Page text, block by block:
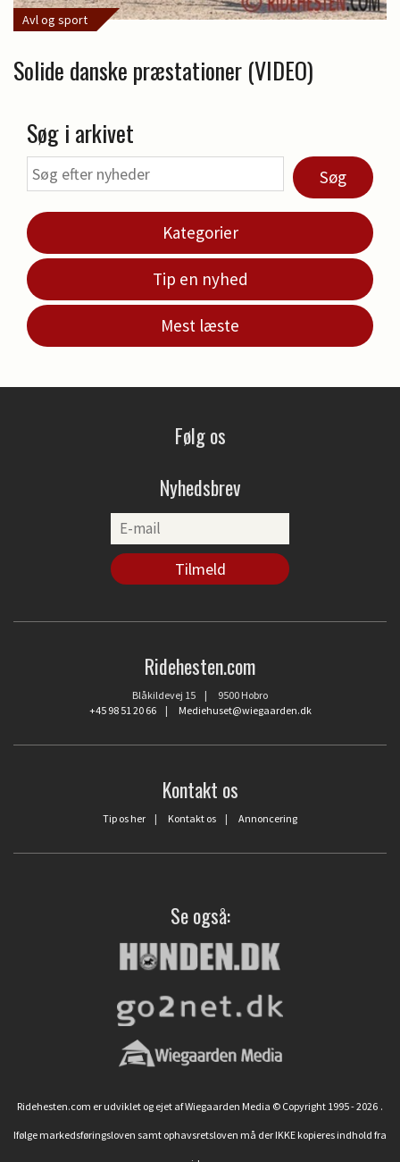
Avl og sport
Solide danske præstationer (VIDEO)
Søg i arkivet
Søg
Kategorier
Tip en nyhed
Mest læste
Følg os
Nyhedsbrev
Ridehesten.com
Blåkildevej 15 | 9500 Hobro
+45 98 51 20 66| Mediehuset@wiegaarden.dk
Kontakt os
Tip os her | Kontakt os | Annoncering
Se også:
Ridehesten.com er udviklet og ejet af Wiegaarden Media © Copyright 1995 - 2026 .
Ifølge markedsføringsloven samt ophavsretsloven må der IKKE kopieres indhold fra